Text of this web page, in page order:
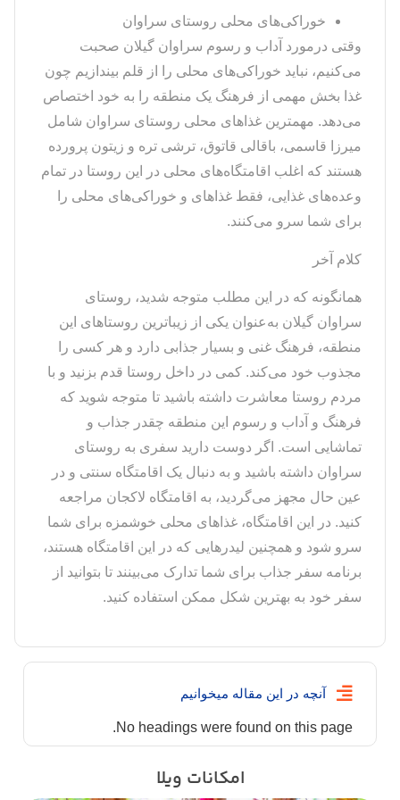
خوراکی‌های محلی روستای سراوان
وقتی درمورد آداب و رسوم سراوان گیلان صحبت
می‌کنیم، نباید خوراکی‌های محلی را از قلم بیندازیم چون
غذا بخش مهمی از فرهنگ یک منطقه را به خود اختصاص
می‌دهد. مهمترین غذاهای محلی روستای سراوان شامل
میرزا قاسمی، باقالی قاتوق، ترشی تره و زیتون پرورده
هستند که اغلب اقامتگاه‌های محلی در این روستا در تمام
وعده‌های غذایی، فقط غذاهای و خوراکی‌های محلی را
برای شما سرو می‌کنند.
کلام آخر
همانگونه که در این مطلب متوجه شدید، روستای
سراوان گیلان به‌عنوان یکی از زیباترین روستاهای این
منطقه، فرهنگ غنی و بسیار جذابی دارد و هر کسی را
مجذوب خود می‌کند. کمی در داخل روستا قدم بزنید و با
مردم روستا معاشرت داشته باشید تا متوجه شوید که
فرهنگ و آداب و رسوم این منطقه چقدر جذاب و
تماشایی است. اگر دوست دارید سفری به روستای
سراوان داشته باشید و به دنبال یک اقامتگاه سنتی و در
عین حال مجهز می‌گردید، به اقامتگاه لاکجان مراجعه
کنید. در این اقامتگاه، غذاهای محلی خوشمزه برای شما
سرو شود و همچنین لیدرهایی که در این اقامتگاه هستند،
برنامه سفر جذاب برای شما تدارک می‌بینند تا بتوانید از
سفر خود به بهترین شکل ممکن استفاده کنید.
آنچه در این مقاله میخوانیم
No headings were found on this page.
امکانات ویلا